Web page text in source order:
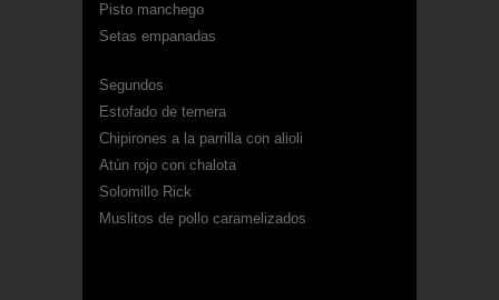
Pisto manchego
Setas empanadas
Segundos
Estofado de ternera
Chipirones a la parrilla con alioli
Atún rojo con chalota
Solomillo Rick
Muslitos de pollo caramelizados